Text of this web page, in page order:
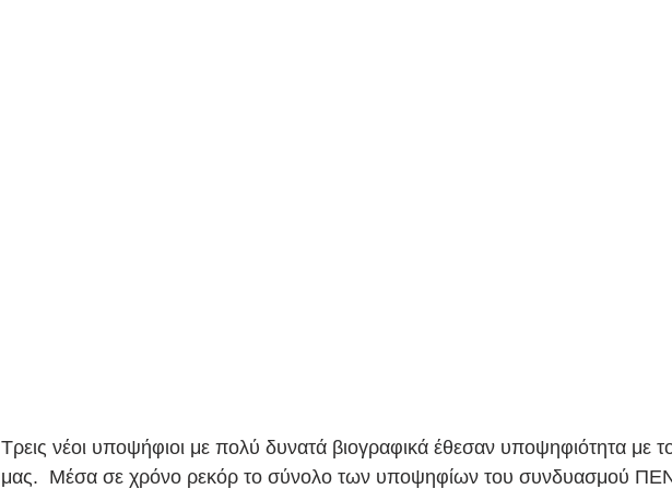
Τρεις νέοι υποψήφιοι με πολύ δυνατά βιογραφικά έθεσαν υποψηφιότητα με
μας.  Μέσα σε χρόνο ρεκόρ το σύνολο των υποψηφίων του συνδυασμού